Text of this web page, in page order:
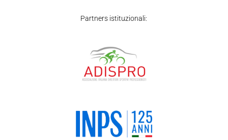
Partners istituzionali: